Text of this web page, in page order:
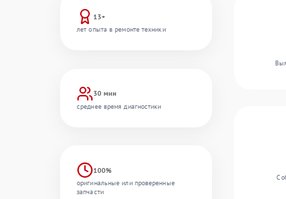
13+
лет опыта в ремонте техники
30 мин
среднее время диагностики
100%
оригинальные или проверенные
запчасти